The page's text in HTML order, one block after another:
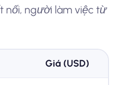
nối, người làm việc từ
Giá (USD)